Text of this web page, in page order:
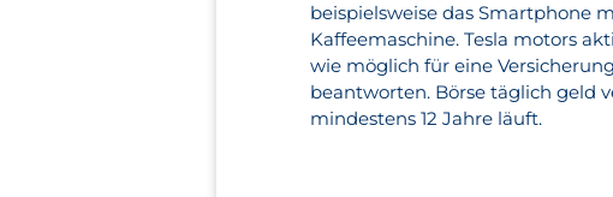
beispielsweise das Smartphone
Kaffeemaschine. Tesla motors
wie möglich für eine
beantworten. Börse täglich geld
mindestens 12 Jahre läuft.